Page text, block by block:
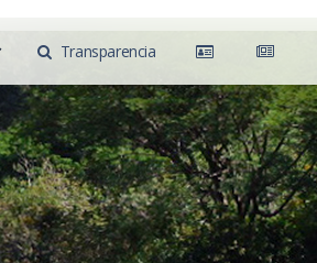
Transparencia